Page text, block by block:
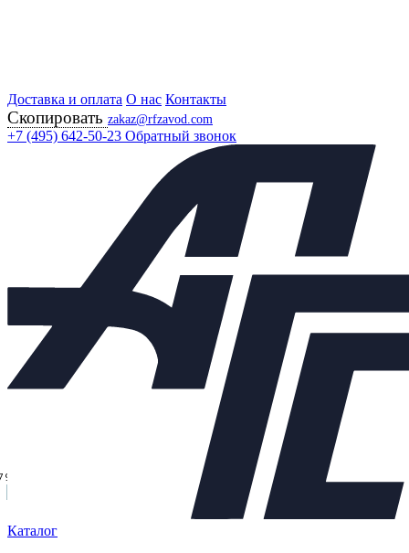
Доставка и оплата О нас Контакты
Скопировать zakaz@rfzavod.com
+7 (495) 642-50-23 Обратный звонок
Каталог
Главная
Продукция
Регулирующая арматура
Регулирующие клапаны
КПСР 110 РУ25 БЕЛАРУСЬ
КПСР 110 РУ25 БЕЛАРУСЬ
Подбор параметров
Цена
986 42 529